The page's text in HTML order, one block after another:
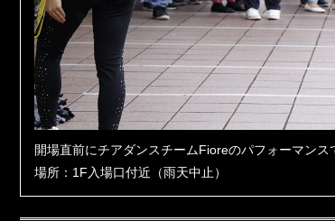
開場直前にチアダンスチームFioreのパフォーマンス
場所：1F入場口付近（雨天中止）